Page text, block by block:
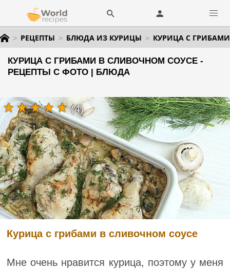
РЕЦЕПТЫ БЛЮДА ИЗ КУРИЦЫ КУРИЦА С
КУРИЦА С ГРИБАМИ В СЛИВОЧНОМ СОУСЕ -
РЕЦЕПТЫ С ФОТО | БЛЮДА
Курица с грибами в сливочном соусе
Мне очень нравится курица, поэтому у меня
(4)